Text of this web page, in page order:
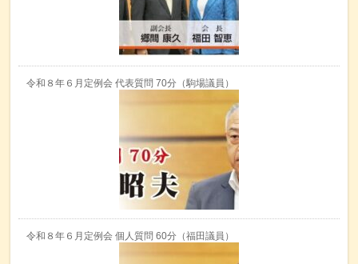
令和８年６月定例会 代表質問 70分（駒場議員）
令和８年６月定例会 個人質問 60分（福田議員）